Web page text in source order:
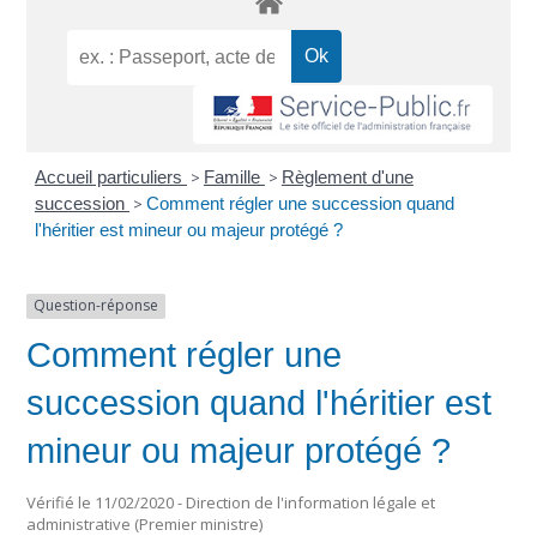
Accueil particuliers > Famille > Règlement d'une
succession > Comment régler une succession quand
l'héritier est mineur ou majeur protégé ?
Question-réponse
Comment régler une
succession quand l'héritier est
mineur ou majeur protégé ?
Vérifié le 11/02/2020 - Direction de l'information légale et
administrative (Premier ministre)